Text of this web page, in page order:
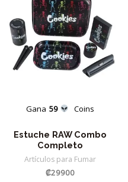
Gana 59 Coins
Estuche RAW Combo
Completo
Artículos para Fumar
₡29900